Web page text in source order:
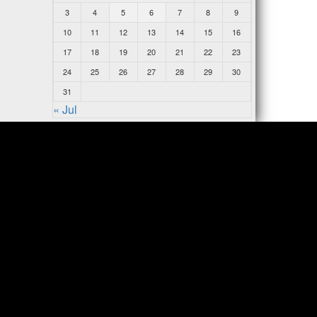
3
4 5 6 7 8
9
10
11 12 13 14 15
16
17
18 19 20 21 22
23
24
25 26 27 28 29
30
31
« Jul